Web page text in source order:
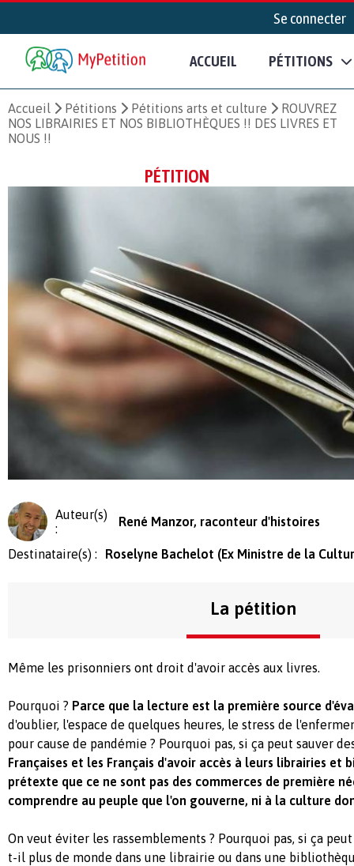
Se connecter
ACCUEIL PÉTITIONS
Accueil Pétitions Pétitions arts et culture
ROUVREZ
NOS LIBRAIRIES ET NOS BIBLIOTHÈQUES !! DES LIVRES ET
NOUS !!
PÉTITION
Auteur(s)
:
René Manzor, raconteur d'histoires
Destinataire(s) : Roselyne Bachelot (Ex Ministre de la
La pétition
Même les prisonniers ont droit d'avoir accès aux livres.
Pourquoi ? Parce que la lecture est la première source
d'oublier, l'espace de quelques heures, le stress de
pour cause de pandémie ? Pourquoi pas, si ça peut sauver
Françaises et les Français d'avoir accès à leurs librairies et
prétexte que ce ne sont pas des commerces de première
comprendre au peuple que l'on gouverne, ni à la culture
On veut éviter les rassemblements ? Pourquoi pas, si ça
t-il plus de monde dans une librairie ou dans une